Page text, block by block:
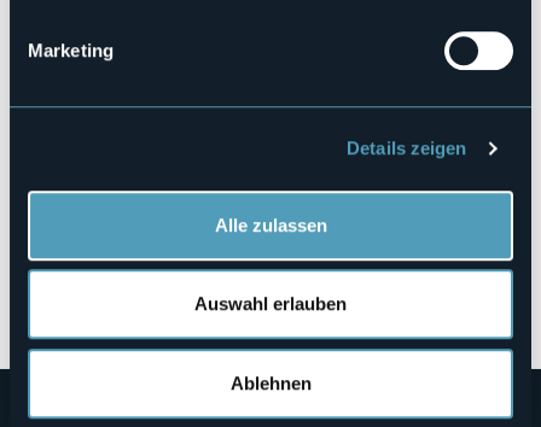
Marketing
Details zeigen
Alle zulassen
Auswahl erlauben
Ablehnen
28887 - OMEGNA (VB)
Öffnen Sie die Karte